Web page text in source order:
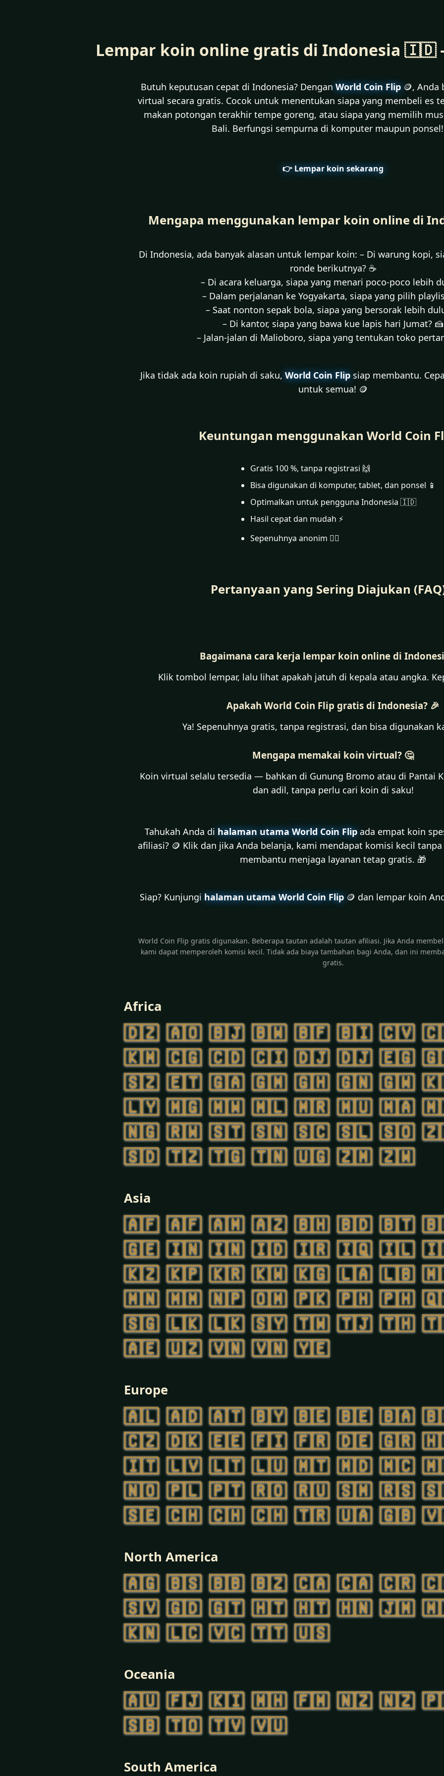
Lempar koin online gratis di Indonesia 🇮🇩
Butuh keputusan cepat di Indonesia? Dengan World Coin Flip 🪙, Anda
virtual secara gratis. Cocok untuk menentukan siapa yang membeli es
makan potongan terakhir tempe goreng, atau siapa yang memilih
Bali. Berfungsi sempurna di komputer maupun ponsel!
👉 Lempar koin sekarang
Mengapa menggunakan lempar koin online di
Di Indonesia, ada banyak alasan untuk lempar koin: – Di warung kopi,
ronde berikutnya? ☕
– Di acara keluarga, siapa yang menari poco-poco lebih
– Dalam perjalanan ke Yogyakarta, siapa yang pilih
– Saat nonton sepak bola, siapa yang bersorak lebih
– Di kantor, siapa yang bawa kue lapis hari Jumat? 🍰
– Jalan-jalan di Malioboro, siapa yang tentukan toko
Jika tidak ada koin rupiah di saku, World Coin Flipsiap membantu.
untuk semua! 🪙
Keuntungan menggunakan World Coin
Gratis 100 %, tanpa registrasi 🙌
Bisa digunakan di komputer, tablet, dan ponsel 📱
Optimalkan untuk pengguna Indonesia 🇮🇩
Hasil cepat dan mudah ⚡
Sepenuhnya anonim 🕵️‍♂️
Pertanyaan yang Sering Diajukan (FAQ)
Bagaimana cara kerja lempar koin online di
Klik tombol lempar, lalu lihat apakah jatuh di kepala atau angka.
Apakah World Coin Flip gratis di Indonesia? 🎉
Ya! Sepenuhnya gratis, tanpa registrasi, dan bisa digunakan
Mengapa memakai koin virtual? 🤔
Koin virtual selalu tersedia — bahkan di Gunung Bromo atau di Pantai
dan adil, tanpa perlu cari koin di saku!
Tahukah Anda di halaman utama World Coin Flipada empat koin
afiliasi? 🪙 Klik dan jika Anda belanja, kami mendapat komisi kecil
membantu menjaga layanan tetap gratis. 🎁
Siap? Kunjungi halaman utama World Coin Flip🪙 dan lempar koin
World Coin Flip gratis digunakan. Beberapa tautan adalah tautan afiliasi. Jika Anda
kami dapat memperoleh komisi kecil. Tidak ada biaya tambahan bagi Anda, dan ini
gratis.
Africa
🇩🇿 🇦🇴 🇧🇯 🇧🇼 🇧🇫 🇧🇮 🇨🇻
🇰🇲 🇨🇬 🇨🇩 🇨🇮 🇩🇯 🇩🇯 🇪🇬
🇸🇿 🇪🇹 🇬🇦 🇬🇲 🇬🇭 🇬🇳 🇬🇼
🇱🇾 🇲🇬 🇲🇼 🇲🇱 🇲🇷 🇲🇺 🇲🇦
🇳🇬 🇷🇼 🇸🇹 🇸🇳 🇸🇨 🇸🇱 🇸🇴
🇸🇩 🇹🇿 🇹🇬 🇹🇳 🇺🇬 🇿🇲 🇿🇼
Asia
🇦🇫 🇦🇫 🇦🇲 🇦🇿 🇧🇭 🇧🇩 🇧🇹
🇬🇪 🇮🇳 🇮🇳 🇮🇩 🇮🇷 🇮🇶 🇮🇱
🇰🇿 🇰🇵 🇰🇷 🇰🇼 🇰🇬 🇱🇦 🇱🇧
🇲🇳 🇲🇲 🇳🇵 🇴🇲 🇵🇰 🇵🇭 🇵🇭
🇸🇬 🇱🇰 🇱🇰 🇸🇾 🇹🇼 🇹🇯 🇹🇭
🇦🇪 🇺🇿 🇻🇳 🇻🇳 🇾🇪
Europe
🇦🇱 🇦🇩 🇦🇹 🇧🇾 🇧🇪 🇧🇪 🇧🇦
🇨🇿 🇩🇰 🇪🇪 🇫🇮 🇫🇷 🇩🇪 🇬🇷
🇮🇹 🇱🇻 🇱🇹 🇱🇺 🇲🇹 🇲🇩 🇲🇨
🇳🇴 🇵🇱 🇵🇹 🇷🇴 🇷🇺 🇸🇲 🇷🇸
🇸🇪 🇨🇭 🇨🇭 🇨🇭 🇹🇷 🇺🇦 🇬🇧
North America
🇦🇬 🇧🇸 🇧🇧 🇧🇿 🇨🇦 🇨🇦 🇨🇷
🇸🇻 🇬🇩 🇬🇹 🇭🇹 🇭🇹 🇭🇳 🇯🇲
🇰🇳 🇱🇨 🇻🇨 🇹🇹 🇺🇸
Oceania
🇦🇺 🇫🇯 🇰🇮 🇲🇭 🇫🇲 🇳🇿 🇳🇿
🇸🇧 🇹🇴 🇹🇻 🇻🇺
South America